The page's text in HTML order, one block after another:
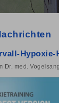
Dr. med. Vogelsang